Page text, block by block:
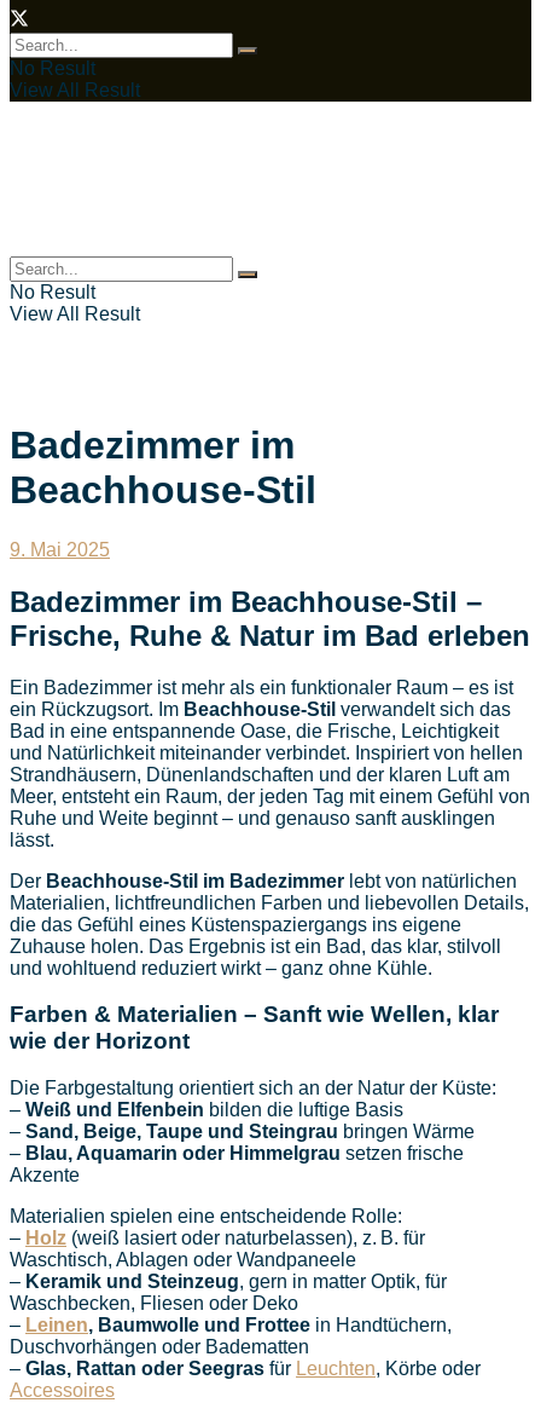
No Result
View All Result
No Result
View All Result
Badezimmer im
Beachhouse-Stil
9. Mai 2025
Badezimmer im Beachhouse-Stil –
Frische, Ruhe & Natur im Bad erleben
Ein Badezimmer ist mehr als ein funktionaler Raum – es ist
ein Rückzugsort. Im Beachhouse-Stil verwandelt sich das
Bad in eine entspannende Oase, die Frische, Leichtigkeit
und Natürlichkeit miteinander verbindet. Inspiriert von hellen
Strandhäusern, Dünenlandschaften und der klaren Luft am
Meer, entsteht ein Raum, der jeden Tag mit einem Gefühl von
Ruhe und Weite beginnt – und genauso sanft ausklingen
lässt.
Der Beachhouse-Stil im Badezimmer lebt von natürlichen
Materialien, lichtfreundlichen Farben und liebevollen Details,
die das Gefühl eines Küstenspaziergangs ins eigene
Zuhause holen. Das Ergebnis ist ein Bad, das klar, stilvoll
und wohltuend reduziert wirkt – ganz ohne Kühle.
Farben & Materialien – Sanft wie Wellen, klar
wie der Horizont
Die Farbgestaltung orientiert sich an der Natur der Küste:
– Weiß und Elfenbein bilden die luftige Basis
– Sand, Beige, Taupe und Steingrau bringen Wärme
– Blau, Aquamarin oder Himmelgrau setzen frische
Akzente
Materialien spielen eine entscheidende Rolle:
– Holz (weiß lasiert oder naturbelassen), z. B. für
Waschtisch, Ablagen oder Wandpaneele
– Keramik und Steinzeug, gern in matter Optik, für
Waschbecken, Fliesen oder Deko
– Leinen, Baumwolle und Frottee in Handtüchern,
Duschvorhängen oder Badematten
– Glas, Rattan oder Seegras für Leuchten, Körbe oder
Accessoires